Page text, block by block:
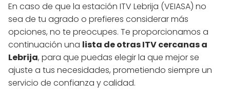
En caso de que la estación ITV Lebrija (VEIASA) no
sea de tu agrado o prefieres considerar más
opciones, no te preocupes. Te proporcionamos a
continuación una lista de otras ITV cercanas a
Lebrija, para que puedas elegir la que mejor se
ajuste a tus necesidades, prometiendo siempre un
servicio de confianza y calidad.